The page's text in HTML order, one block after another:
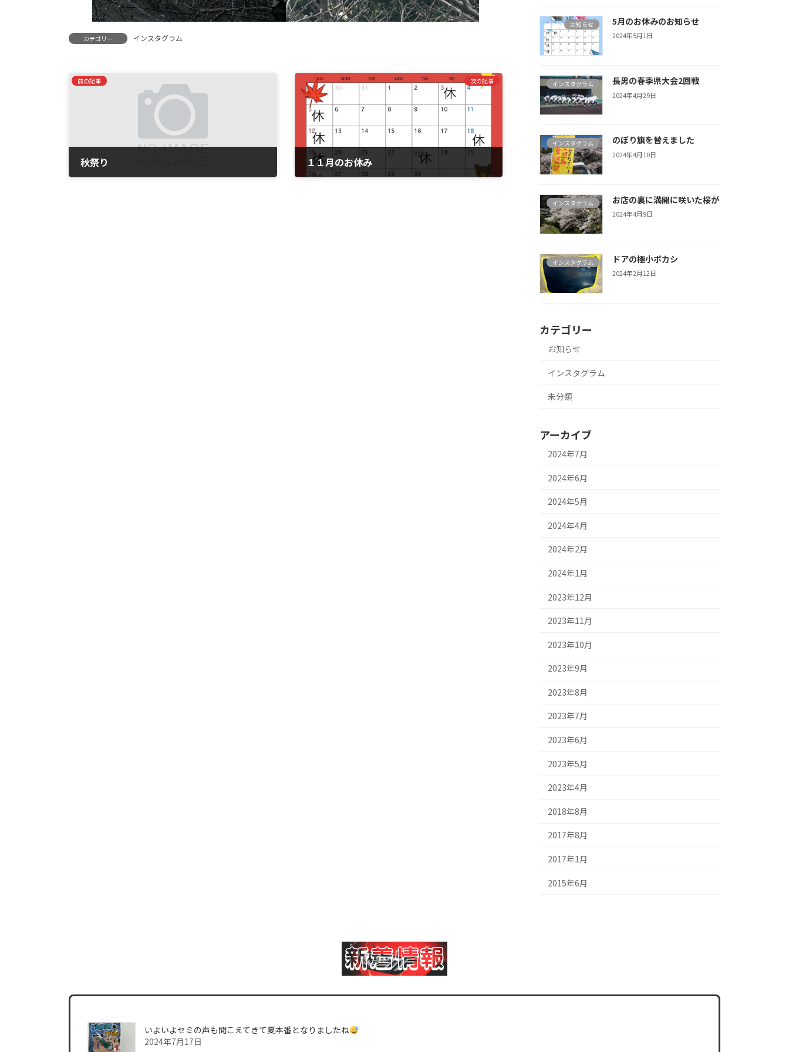
カテゴリー インスタグラム
前の記事
秋祭り
次の記事
１１月のお休み
お知らせ 5月のお休みのお知らせ
2024年5月1日
インスタグラム 長男の春季県大会2回戦
2024年4月29日
インスタグラム のぼり旗を替えました
2024年4月10日
インスタグラム お店の裏に満開に咲いた桜が
2024年4月9日
インスタグラム ドアの極小ボカシ
2024年2月12日
カテゴリー
お知らせ
インスタグラム
未分類
アーカイブ
2024年7月
2024年6月
2024年5月
2024年4月
2024年2月
2024年1月
2023年12月
2023年11月
2023年10月
2023年9月
2023年8月
2023年7月
2023年6月
2023年5月
2023年4月
2018年8月
2017年8月
2017年1月
2015年6月
いよいよセミの声も聞こえてきて夏本番となりましたね
2024年7月17日